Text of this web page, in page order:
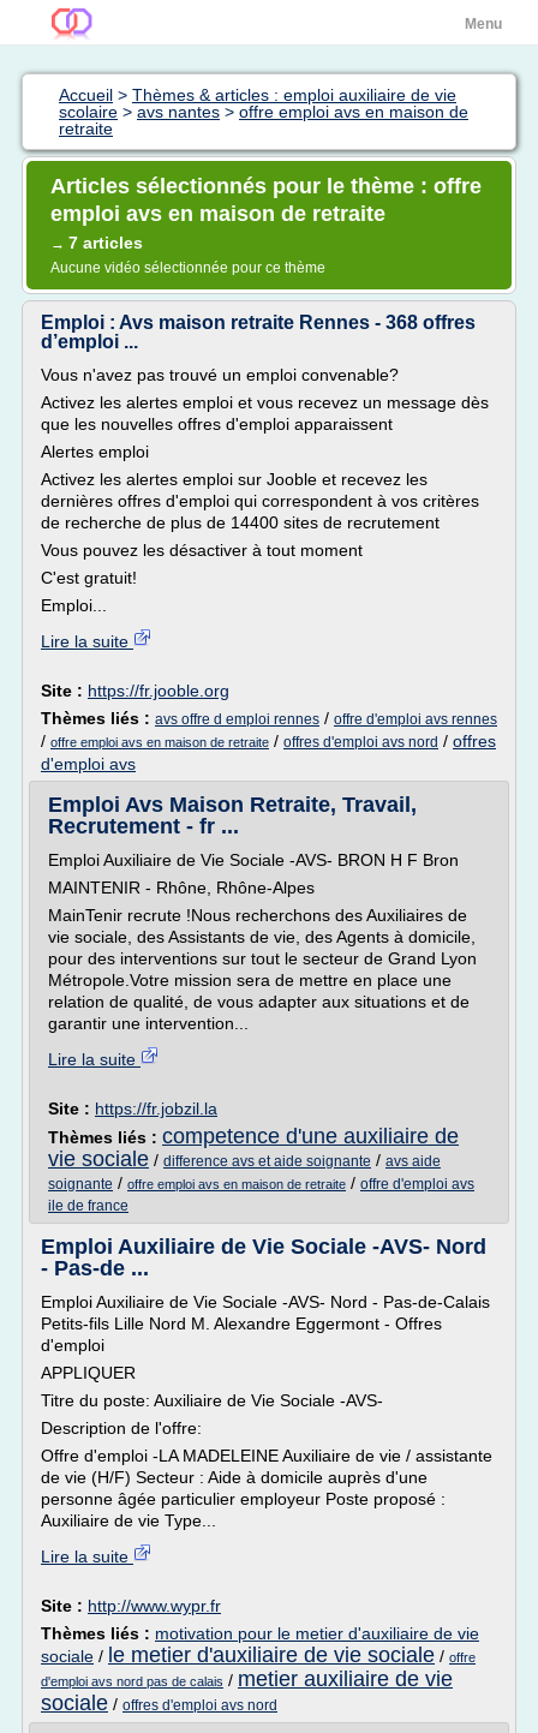
Menu
Accueil > Thèmes & articles : emploi auxiliaire de vie
scolaire > avs nantes > offre emploi avs en maison de
retraite
Articles sélectionnés pour le thème : offre
emploi avs en maison de retraite
→ 7 articles
Aucune vidéo sélectionnée pour ce thème
Emploi : Avs maison retraite Rennes - 368 offres
d’emploi ...
Vous n'avez pas trouvé un emploi convenable?
Activez les alertes emploi et vous recevez un message dès
que les nouvelles offres d'emploi apparaissent
Alertes emploi
Activez les alertes emploi sur Jooble et recevez les
dernières offres d'emploi qui correspondent à vos critères
de recherche de plus de 14400 sites de recrutement
Vous pouvez les désactiver à tout moment
C'est gratuit!
Emploi...
Lire la suite
Site : https://fr.jooble.org
Thèmes liés : avs offre d emploi rennes / offre d'emploi avs rennes
/ offre emploi avs en maison de retraite / offres d'emploi avs nord / offres
d'emploi avs
Emploi Avs Maison Retraite, Travail,
Recrutement - fr ...
Emploi Auxiliaire de Vie Sociale -AVS- BRON H F Bron
MAINTENIR - Rhône, Rhône-Alpes
MainTenir recrute !Nous recherchons des Auxiliaires de
vie sociale, des Assistants de vie, des Agents à domicile,
pour des interventions sur tout le secteur de Grand Lyon
Métropole.Votre mission sera de mettre en place une
relation de qualité, de vous adapter aux situations et de
garantir une intervention...
Lire la suite
Site : https://fr.jobzil.la
Thèmes liés : competence d'une auxiliaire de
vie sociale / difference avs et aide soignante / avs aide
soignante / offre emploi avs en maison de retraite / offre d'emploi avs
ile de france
Emploi Auxiliaire de Vie Sociale -AVS- Nord
- Pas-de ...
Emploi Auxiliaire de Vie Sociale -AVS- Nord - Pas-de-Calais
Petits-fils Lille Nord M. Alexandre Eggermont - Offres
d'emploi
APPLIQUER
Titre du poste: Auxiliaire de Vie Sociale -AVS-
Description de l'offre:
Offre d'emploi -LA MADELEINE Auxiliaire de vie / assistante
de vie (H/F) Secteur : Aide à domicile auprès d'une
personne âgée particulier employeur Poste proposé :
Auxiliaire de vie Type...
Lire la suite
Site : http://www.wypr.fr
Thèmes liés : motivation pour le metier d'auxiliaire de vie
sociale / le metier d'auxiliaire de vie sociale / offre
d'emploi avs nord pas de calais / metier auxiliaire de vie
sociale / offres d'emploi avs nord